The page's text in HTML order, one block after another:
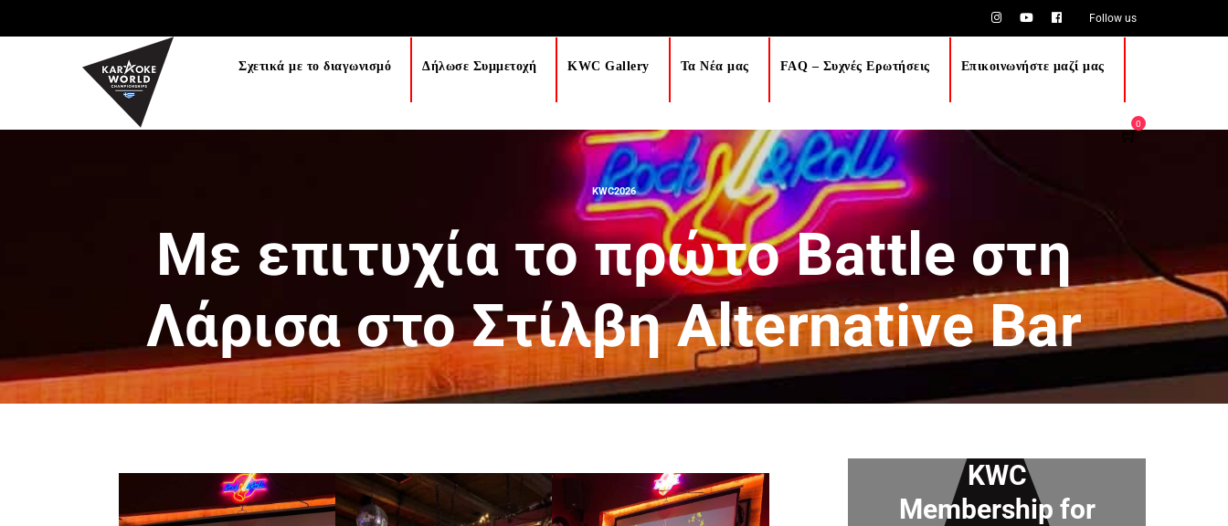
Follow us
Σχετικά με το διαγωνισμό Δήλωσε Συμμετοχή KWC Gallery Τα Νέα μας FAQ – Συχνές Ερωτήσεις Επικοινωνήστε μαζί μας
0
KWC2026
Με επιτυχία το πρώτο Battle στη
Λάρισα στο Στίλβη Alternative Bar
KWC
Membership for